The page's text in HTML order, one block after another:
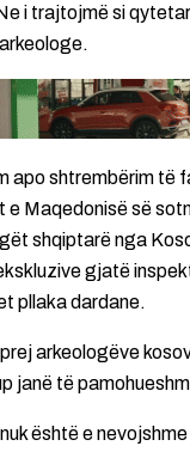
i trajtojmë si
apo shtrembërim të
e Maqedonisë së
shqiptarë nga
gjatë
pllaka dardane.
arkeologëve
janë të
është e